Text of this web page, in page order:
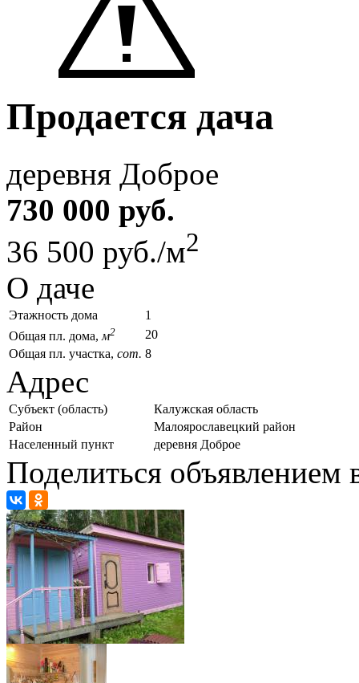
Продается дача
деревня Доброе
730 000 руб.
36 500 руб./м2
О даче
Этажность дома
1
Общая пл. дома, м2
20
Общая пл. участка, сот. 8
Адрес
Субъект (область)
Калужская область
Район
Малоярославецкий район
Населенный пункт
деревня Доброе
Поделиться объявлением